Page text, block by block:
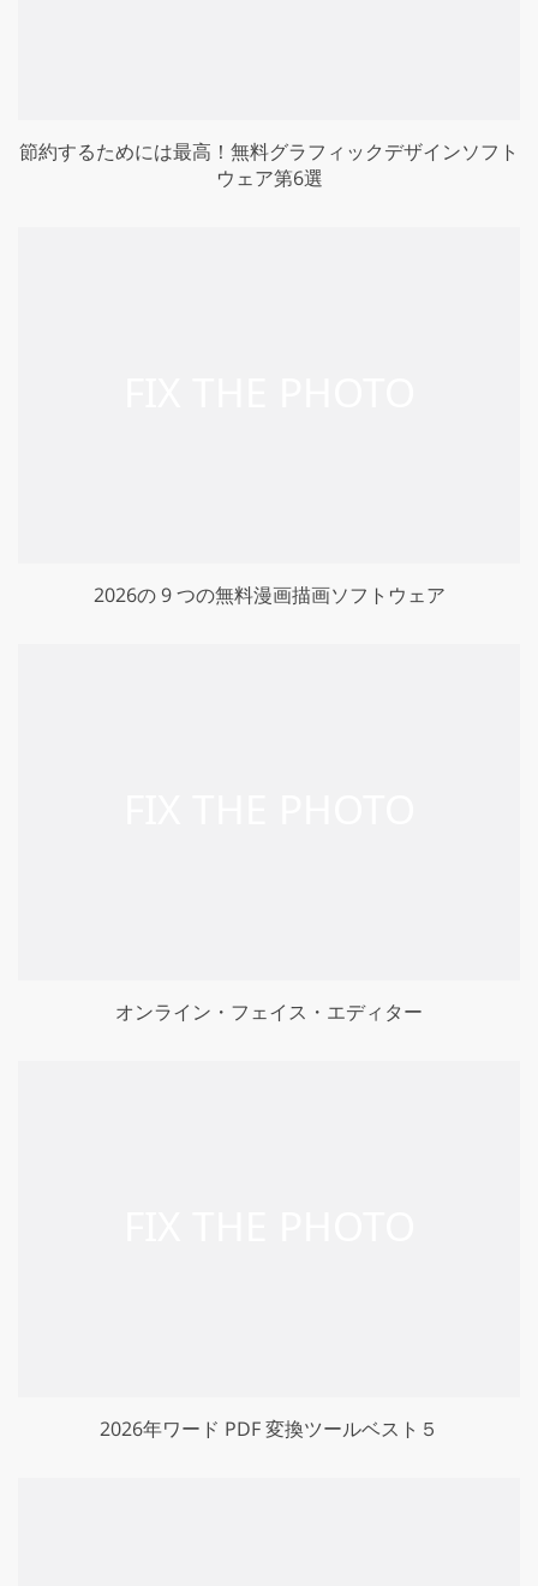
節約するためには最高！無料グラフィックデザインソフト
ウェア第6選
2026の 9 つの無料漫画描画ソフトウェア
オンライン・フェイス・エディター
2026年ワード PDF 変換ツールベスト５